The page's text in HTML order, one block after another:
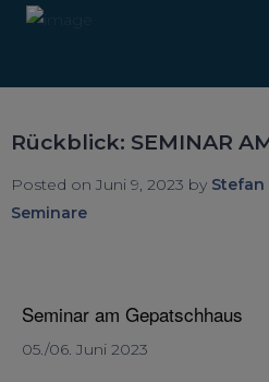
Rückblick: SEMINAR
Posted on Juni 9, 2023 by
Seminare
Seminar am Gepatschhaus
05./06. Juni 2023